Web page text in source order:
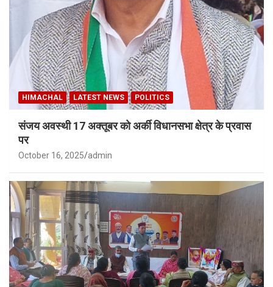
HIMACHAL LATEST NEWS POLITICS
संजय अवस्थी 17 अक्तूबर को अर्की विधानसभा क्षेत्र के प्रवास
पर
October 16, 2025 admin